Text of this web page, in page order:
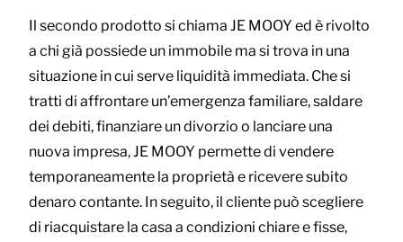
Il secondo prodotto si chiama JE MOOY ed è rivolto
a chi già possiede un immobile ma si trova in una
situazione in cui serve liquidità immediata. Che si
tratti di affrontare un’emergenza familiare, saldare
dei debiti, finanziare un divorzio o lanciare una
nuova impresa, JE MOOY permette di vendere
temporaneamente la proprietà e ricevere subito
denaro contante. In seguito, il cliente può scegliere
di riacquistare la casa a condizioni chiare e fisse,